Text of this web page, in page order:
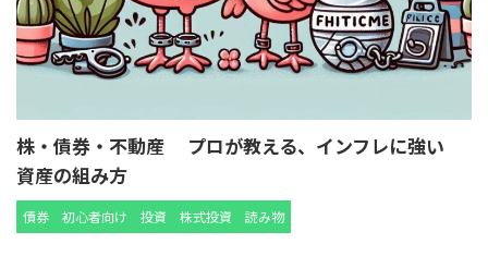
株・債券・不動産 プロが教える、インフレに強い
資産の組み方
債券 初心者向け 投資 株式投資 読み物